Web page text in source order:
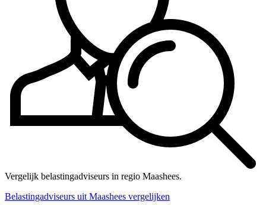
Vergelijk belastingadviseurs in regio Maashees.
Belastingadviseurs uit Maashees vergelijken